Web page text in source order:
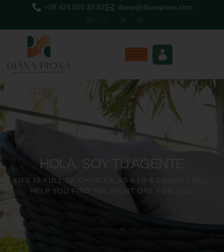
+58 424 600 33 82 diana@dianapiona.com
HOLA, SOY TU AGENTE
LIFE IS FULL OF CHOICES, AS A LIFE COACH I WILL
HELP YOU FIND THE RIGHT ONE FOR YOU.